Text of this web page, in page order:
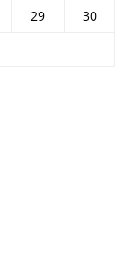
29
30